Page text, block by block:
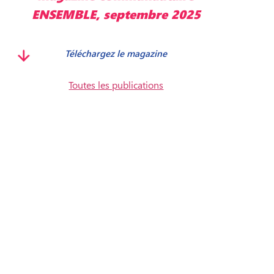
ENSEMBLE, septembre 2025
Téléchargez le magazine
Toutes les publications